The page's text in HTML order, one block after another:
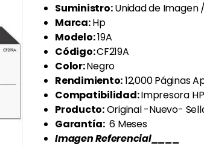
Suministro:Unidad de Imagen
Marca:Hp
Modelo:19A
Código:CF219A
Color:Negro
Rendimiento:12,000 Páginas
Compatibilidad:Impresora
Producto:Original -Nuevo-
Garantía:6 Meses
Imagen Referencial____